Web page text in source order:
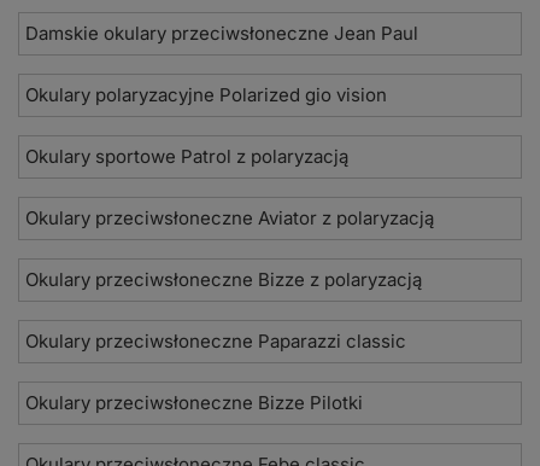
Damskie okulary przeciwsłoneczne Jean Paul
Okulary polaryzacyjne Polarized gio vision
Okulary sportowe Patrol z polaryzacją
Okulary przeciwsłoneczne Aviator z polaryzacją
Okulary przeciwsłoneczne Bizze z polaryzacją
Okulary przeciwsłoneczne Paparazzi classic
Okulary przeciwsłoneczne Bizze Pilotki